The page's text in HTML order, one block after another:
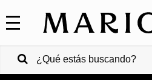
COLECCIONES
VENTAS